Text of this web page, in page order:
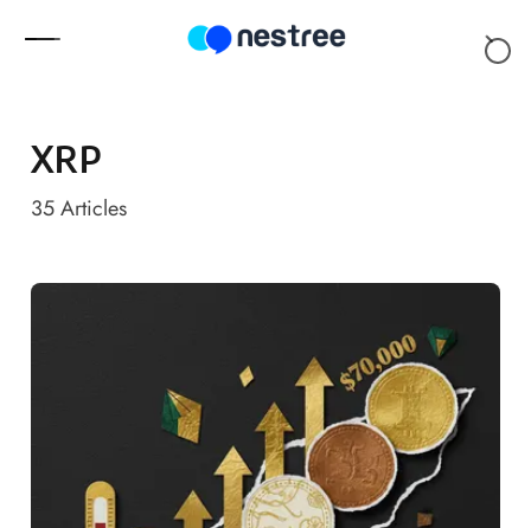
XRP
35Articles